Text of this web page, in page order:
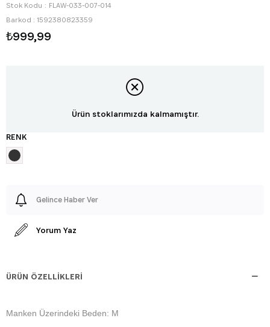
Stok Kodu
FLAW-033-007-014
Barkod : 1592380823359
₺999,99
Ürün stoklarımızda kalmamıştır.
RENK
Gelince Haber Ver
Yorum Yaz
ÜRÜN ÖZELLIKLERI
Manken Üzerindeki Beden: M